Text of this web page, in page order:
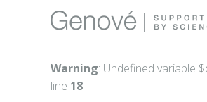
Warning: Undefined variable
line 18